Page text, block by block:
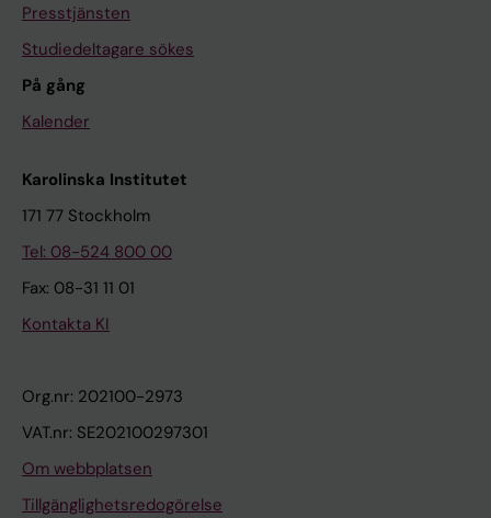
Presstjänsten
Studiedeltagare sökes
På gång
Kalender
Karolinska Institutet
171 77 Stockholm
Tel: 08-524 800 00
Fax: 08-31 11 01
Kontakta KI
Org.nr: 202100-2973
VAT.nr: SE202100297301
Om webbplatsen
Tillgänglighetsredogörelse